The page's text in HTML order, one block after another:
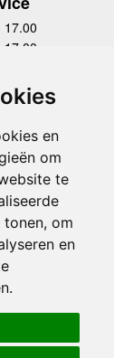
en
om
te
om
en
17.00
17.00
17.00
17.00